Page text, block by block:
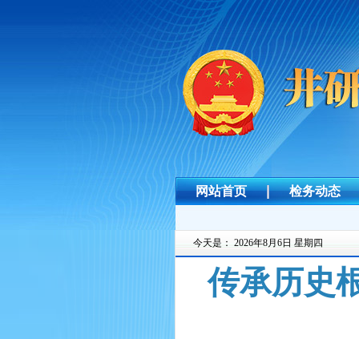
网站首页 检务动态
今天是： 2026年8月6日 星期四
传承历史